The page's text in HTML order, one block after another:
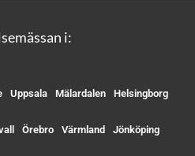
i:
Uppsala Mälardalen Helsingborg
Örebro Värmland Jönköping